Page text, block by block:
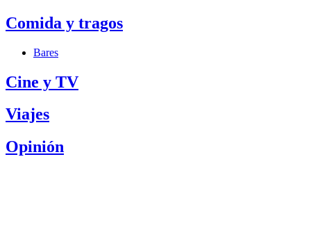
Comida y tragos
Bares
Cine y TV
Viajes
Opinión